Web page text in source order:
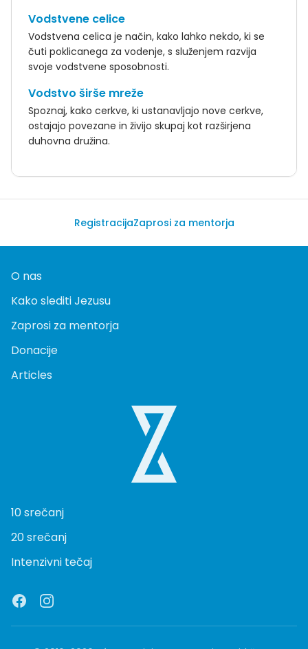
Vodstvene celice
Vodstvena celica je način, kako lahko nekdo, ki se
čuti poklicanega za vodenje, s služenjem razvija
svoje vodstvene sposobnosti.
Vodstvo širše mreže
Spoznaj, kako cerkve, ki ustanavljajo nove cerkve,
ostajajo povezane in živijo skupaj kot razširjena
duhovna družina.
RegistracijaZaprosi za mentorja
O nas
Kako slediti Jezusu
Zaprosi za mentorja
Donacije
Articles
10 srečanj
20 srečanj
Intenzivni tečaj